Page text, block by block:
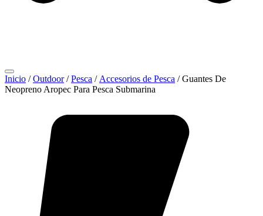
Inicio /Outdoor/Pesca / Accesorios de Pesca / Guantes De
Neopreno Aropec Para Pesca Submarina